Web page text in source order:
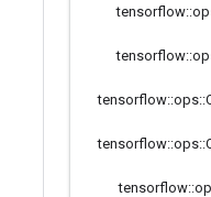
tensorflow::
tensorflow::
tensorflow::ops::
tensorflow::ops::
tensorflow::